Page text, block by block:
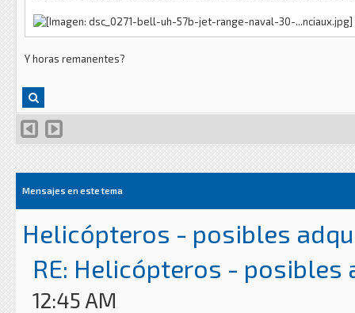
Y horas remanentes?
Mensajes en este tema
Helicópteros - posibles
RE: Helicópteros - posibles
12:45 AM